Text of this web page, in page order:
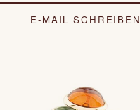
E-MAIL SCHREIBEN